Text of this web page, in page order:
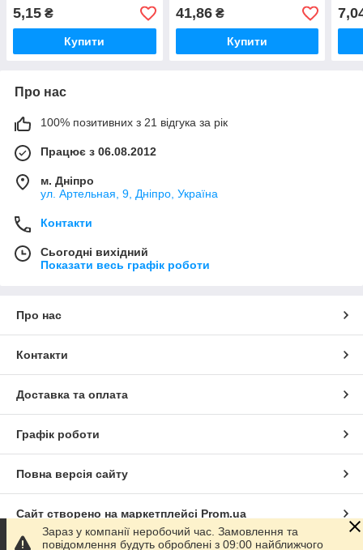
5,15 ₴
Купити
41,86₴
Купити
Про нас
100% позитивних з 21 відгука за рік
Працює з 06.08.2012
м. Дніпро
ул. Артельная, 9, Дніпро, Україна
Контакти
Сьогодні вихідний
Показати весь графік роботи
Про нас
Контакти
Доставка та оплата
Графік роботи
Повна версія сайту
Сайт створено на маркетплейсі Prom.ua
Зараз у компанії неробочий час. Замовлення та
повідомлення будуть оброблені з 09:00 найближчого